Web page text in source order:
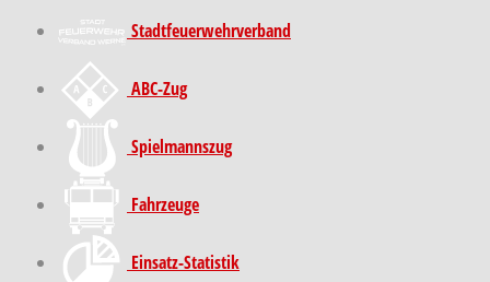
Stadt­feuer­wehr­verband
ABC-Zug
Spielmannszug
Fahrzeuge
Einsatz-Statistik